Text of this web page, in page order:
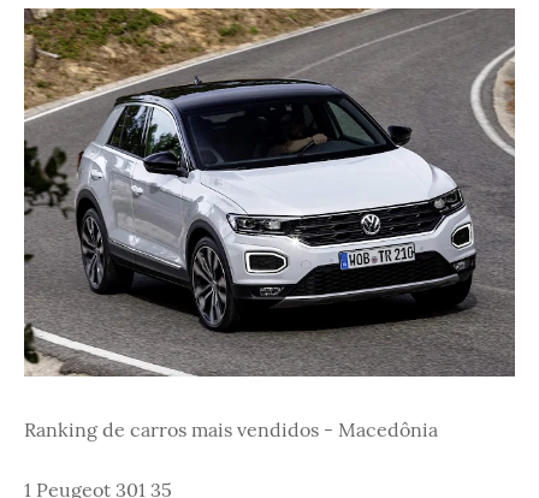
Ranking de carros mais vendidos - Macedônia
1 Peugeot 301 35